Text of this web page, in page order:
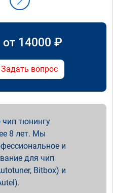
14000 ₽
Задать вопрос
тюнингу
8 лет. Мы
и
для чип
Bitbox) и